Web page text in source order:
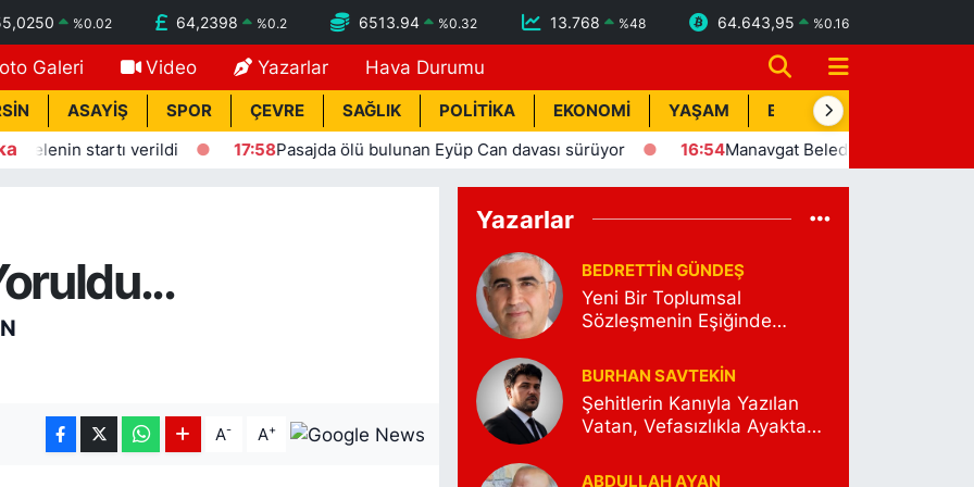
%0.02 64,2398 %0.2 6513.94 %0.32 13.768 %48 64.643,95 %0.16
Galeri Video Yazarlar Hava Durumu
ASAYİŞ SPOR ÇEVRE SAĞLIK POLİTİKA EKONOMİ YAŞAM BİK İLAN
startı verildi 17:58 Pasajda ölü bulunan Eyüp Can davası sürüyor 16:54 Manavgat Belediyesi'nden yaylalara
A- A+
Yazarlar
BEDRETTIN GÜNDEŞ
Yeni Bir Toplumsal
Sözleşmenin Eşiğinde…
BURHAN SAVTEKİN
Şehitlerin Kanıyla Yazılan
Vatan, Vefasızlıkla Ayakta
ABDULLAH AYAN